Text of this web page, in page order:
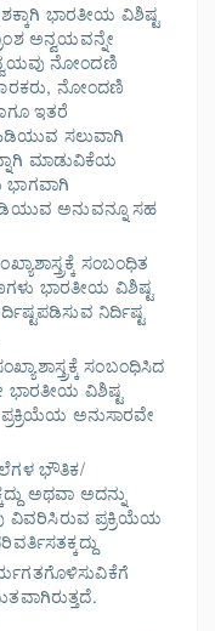
ಭಾರತೀಯ ವಿಶಿಷ್ಟ
ಅನ್ವಯವನ್ನೇ
ನೋಂದಣಿ
ನೋಂದಣಿ
ಇತರೆ
ಸಲುವಾಗಿ
ಮಾಡುವಿಕೆಯ
ಅನುವನ್ನೂ ಸಹ
ಸಂಬಂಧಿತ
ಭಾರತೀಯ ವಿಶಿಷ್ಟ
ನಿರ್ದಿಷ್ಟ
ಸಂಬಂಧಿಸಿದ
ಭಾರತೀಯ ವಿಶಿಷ್ಟ
ಪ್ರಕ್ರಿಯೆಯ ಅನುಸಾರವೇ
ಭೌತಿಕ/
ಅಥವಾ ಅದನ್ನು
ವಿವರಿಸಿರುವ ಪ್ರಕ್ರಿಯೆಯ